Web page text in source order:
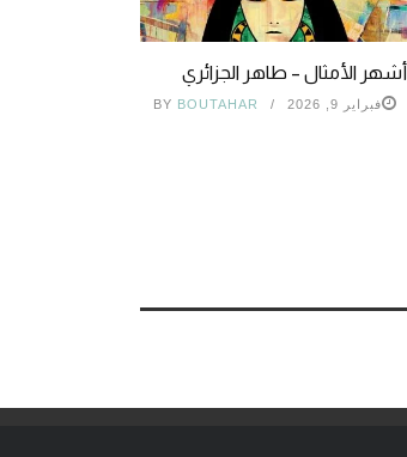
أشهر الأمثال – طاهر الجزائري
فبراير 9, 2026 BY BOUTAHAR